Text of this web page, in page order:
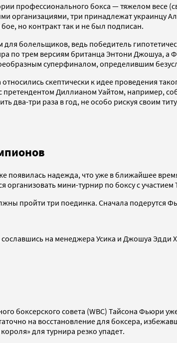
профессионального бокса — тяжелом весе
организациями, три принадлежат украинцу
но контракт так и не был подписан.
болельщиков, ведь победитель
по трем версиям британца Энтони Джошуа, а
суперфиналом, определившим
скептически к идее проведения
Диллианом Уайтом, например,
два-три раза в год, не особо рискуя своим
появилась надежда, что уже в ближайшее
организовать мини-турнир по боксу с
пройти три поединка. Сначала подерутся
на менеджера Усика и Джошуа Эдди
боксерского совета (WBC) Тайсона Фьюри
на восстановление для боксера,
для турнира резко упадет.